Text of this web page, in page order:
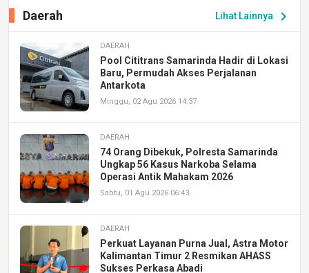
Lihat Lainnya chevron_right
Daerah
DAERAH
Pool Cititrans Samarinda Hadir di Lokasi
Baru, Permudah Akses Perjalanan
Antarkota
Minggu, 02 Agu 2026 14:37
DAERAH
74 Orang Dibekuk, Polresta Samarinda
Ungkap 56 Kasus Narkoba Selama
Operasi Antik Mahakam 2026
Sabtu, 01 Agu 2026 06:43
DAERAH
Perkuat Layanan Purna Jual, Astra Motor
Kalimantan Timur 2 Resmikan AHASS
Sukses Perkasa Abadi